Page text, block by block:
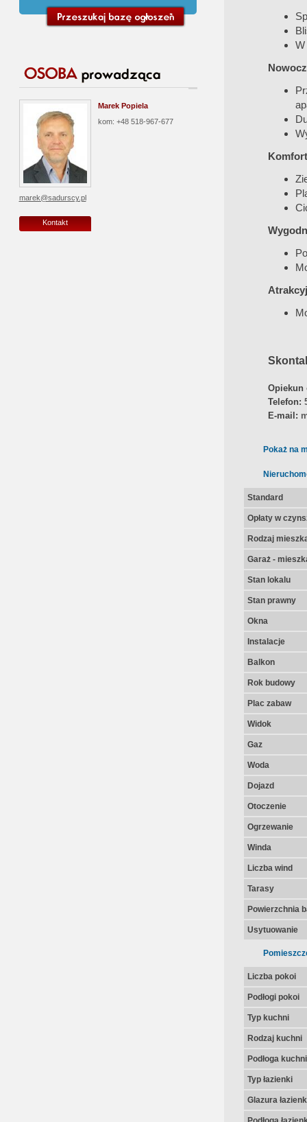
Marek Popiela
kom: +48 518-967-677
marek@sadurscy.pl
Kontakt
W
Opiekun
Telefon:
E-mail:
Pokaż na
Standard
Opłaty w
Rodzaj
Garaż -
Stan lokalu
Stan prawny
Okna
Instalacje
Balkon
Rok budowy
Plac zabaw
Widok
Gaz
Woda
Dojazd
Otoczenie
Ogrzewanie
Winda
Liczba wind
Tarasy
Powierzchnia
Usytuowanie
Liczba pokoi
Podłogi pokoi
Typ kuchni
Rodzaj kuchni
Podłoga kuchni
Typ łazienki
Glazura